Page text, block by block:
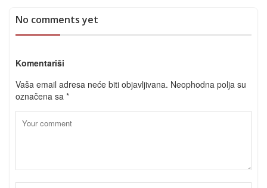
No comments yet
Komentariši
Vaša email adresa neće biti objavljivana. Neophodna polja su
označena sa *